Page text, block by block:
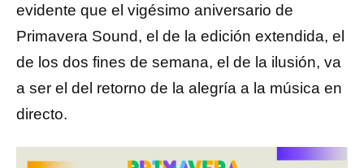
evidente que el vigésimo aniversario de
Primavera Sound, el de la edición extendida, el
de los dos fines de semana, el de la ilusión, va
a ser el del retorno de la alegría a la música en
directo.